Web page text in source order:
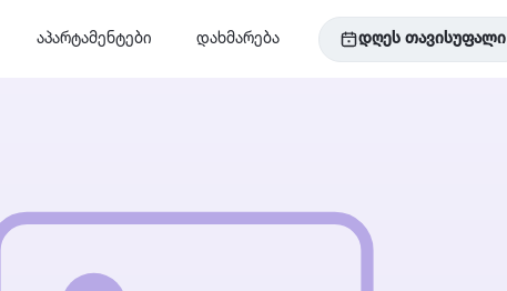
აპარტამენტები დახმარება დღეს თავისუფალი